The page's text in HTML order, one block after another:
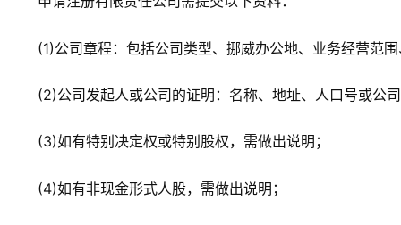
(1)公司章程：包括公司类型、挪威办公地、业务经营范
(2)公司发起人或公司的证明：名称、地址、人口号或公
(3)如有特别决定权或特别股权，需做出说明；
(4)如有非现金形式人股，需做出说明；